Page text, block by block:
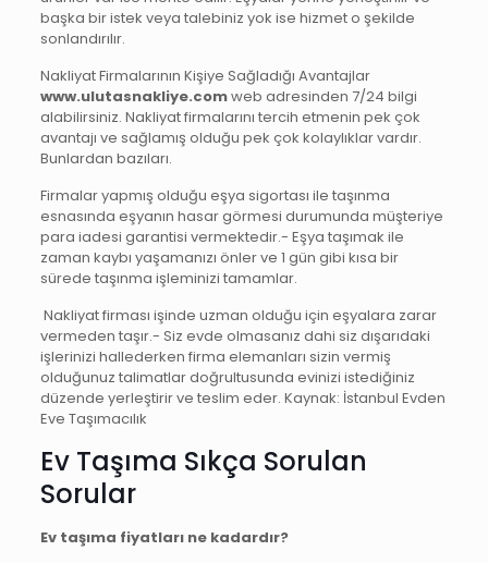
başka bir istek veya talebiniz yok ise hizmet o şekilde
sonlandırılır.
Nakliyat Firmalarının Kişiye Sağladığı Avantajlar
www.ulutasnakliye.comweb adresinden 7/24 bilgi
alabilirsiniz. Nakliyat firmalarını tercih etmenin pek çok
avantajı ve sağlamış olduğu pek çok kolaylıklar vardır.
Bunlardan bazıları.
Firmalar yapmış olduğu eşya sigortası ile taşınma
esnasında eşyanın hasar görmesi durumunda müşteriye
para iadesi garantisi vermektedir.- Eşya taşımak ile
zaman kaybı yaşamanızı önler ve 1 gün gibi kısa bir
sürede taşınma işleminizi tamamlar.
Nakliyat firması işinde uzman olduğu için eşyalara zarar
vermeden taşır.- Siz evde olmasanız dahi siz dışarıdaki
işlerinizi hallederken firma elemanları sizin vermiş
olduğunuz talimatlar doğrultusunda evinizi istediğiniz
düzende yerleştirir ve teslim eder. Kaynak: İstanbul Evden
Eve Taşımacılık
Ev Taşıma Sıkça Sorulan
Sorular
Ev taşıma fiyatları ne kadardır?